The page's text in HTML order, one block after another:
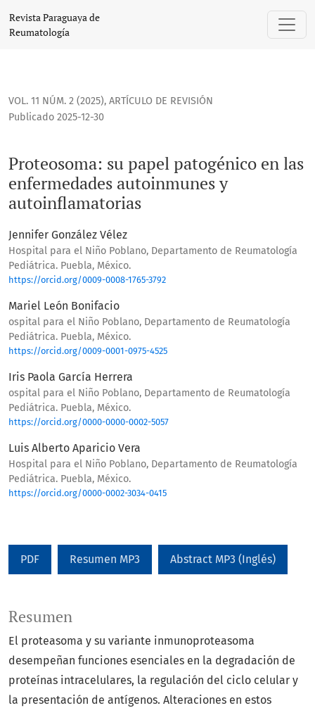
Proteosoma: su papel patogénico en las enfermedades
Revista Paraguaya de
Reumatología
VOL. 11 NÚM. 2 (2025), ARTÍCULO DE REVISIÓN
Proteosoma: su papel patogénico en las
enfermedades autoinmunes y
autoinflamatorias
Publicado 2025-12-30
Jennifer González Vélez
Hospital para el Niño Poblano, Departamento de Reumatología
Pediátrica. Puebla, México.
https://orcid.org/0009-0008-1765-3792
Mariel León Bonifacio
ospital para el Niño Poblano, Departamento de Reumatología
Pediátrica. Puebla, México.
https://orcid.org/0009-0001-0975-4525
Iris Paola García Herrera
ospital para el Niño Poblano, Departamento de Reumatología
Pediátrica. Puebla, México.
https://orcid.org/0000-0000-0002-5057
Luis Alberto Aparicio Vera
Hospital para el Niño Poblano, Departamento de Reumatología
Pediátrica. Puebla, México.
https://orcid.org/0000-0002-3034-0415
PDF Resumen MP3 Abstract MP3 (Inglés)
Resumen
El proteasoma y su variante inmunoproteasoma
desempeñan funciones esenciales en la degradación de
proteínas intracelulares, la regulación del ciclo celular y
la presentación de antígenos. Alteraciones en estos